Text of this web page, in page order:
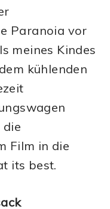
Paranoia vor
meines Kindes
kühlenden
die
Film in die
its best.